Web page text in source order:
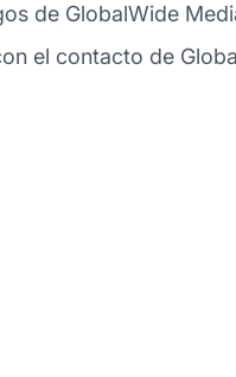
de GlobalWide
el contacto de